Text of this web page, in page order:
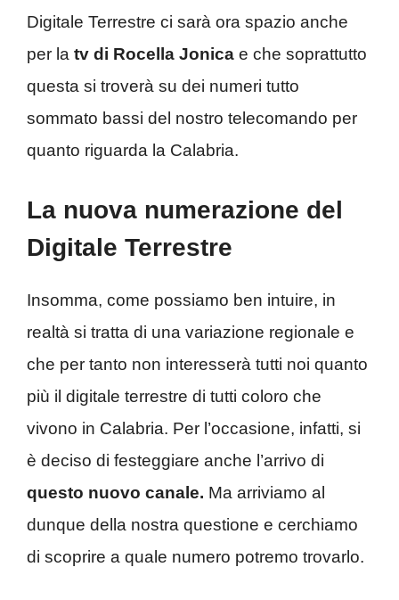
Digitale Terrestre ci sarà ora spazio anche
per la tv di Rocella Jonica e che soprattutto
questa si troverà su dei numeri tutto
sommato bassi del nostro telecomando per
quanto riguarda la Calabria.
La nuova numerazione del
Digitale Terrestre
Insomma, come possiamo ben intuire, in
realtà si tratta di una variazione regionale e
che per tanto non interesserà tutti noi quanto
più il digitale terrestre di tutti coloro che
vivono in Calabria. Per l’occasione, infatti, si
è deciso di festeggiare anche l’arrivo di
questo nuovo canale. Ma arriviamo al
dunque della nostra questione e cerchiamo
di scoprire a quale numero potremo trovarlo.